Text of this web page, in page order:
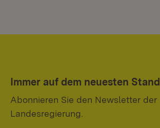
Immer auf dem neuesten Stand
Abonnieren Sie den Newsletter der
Landesregierung.